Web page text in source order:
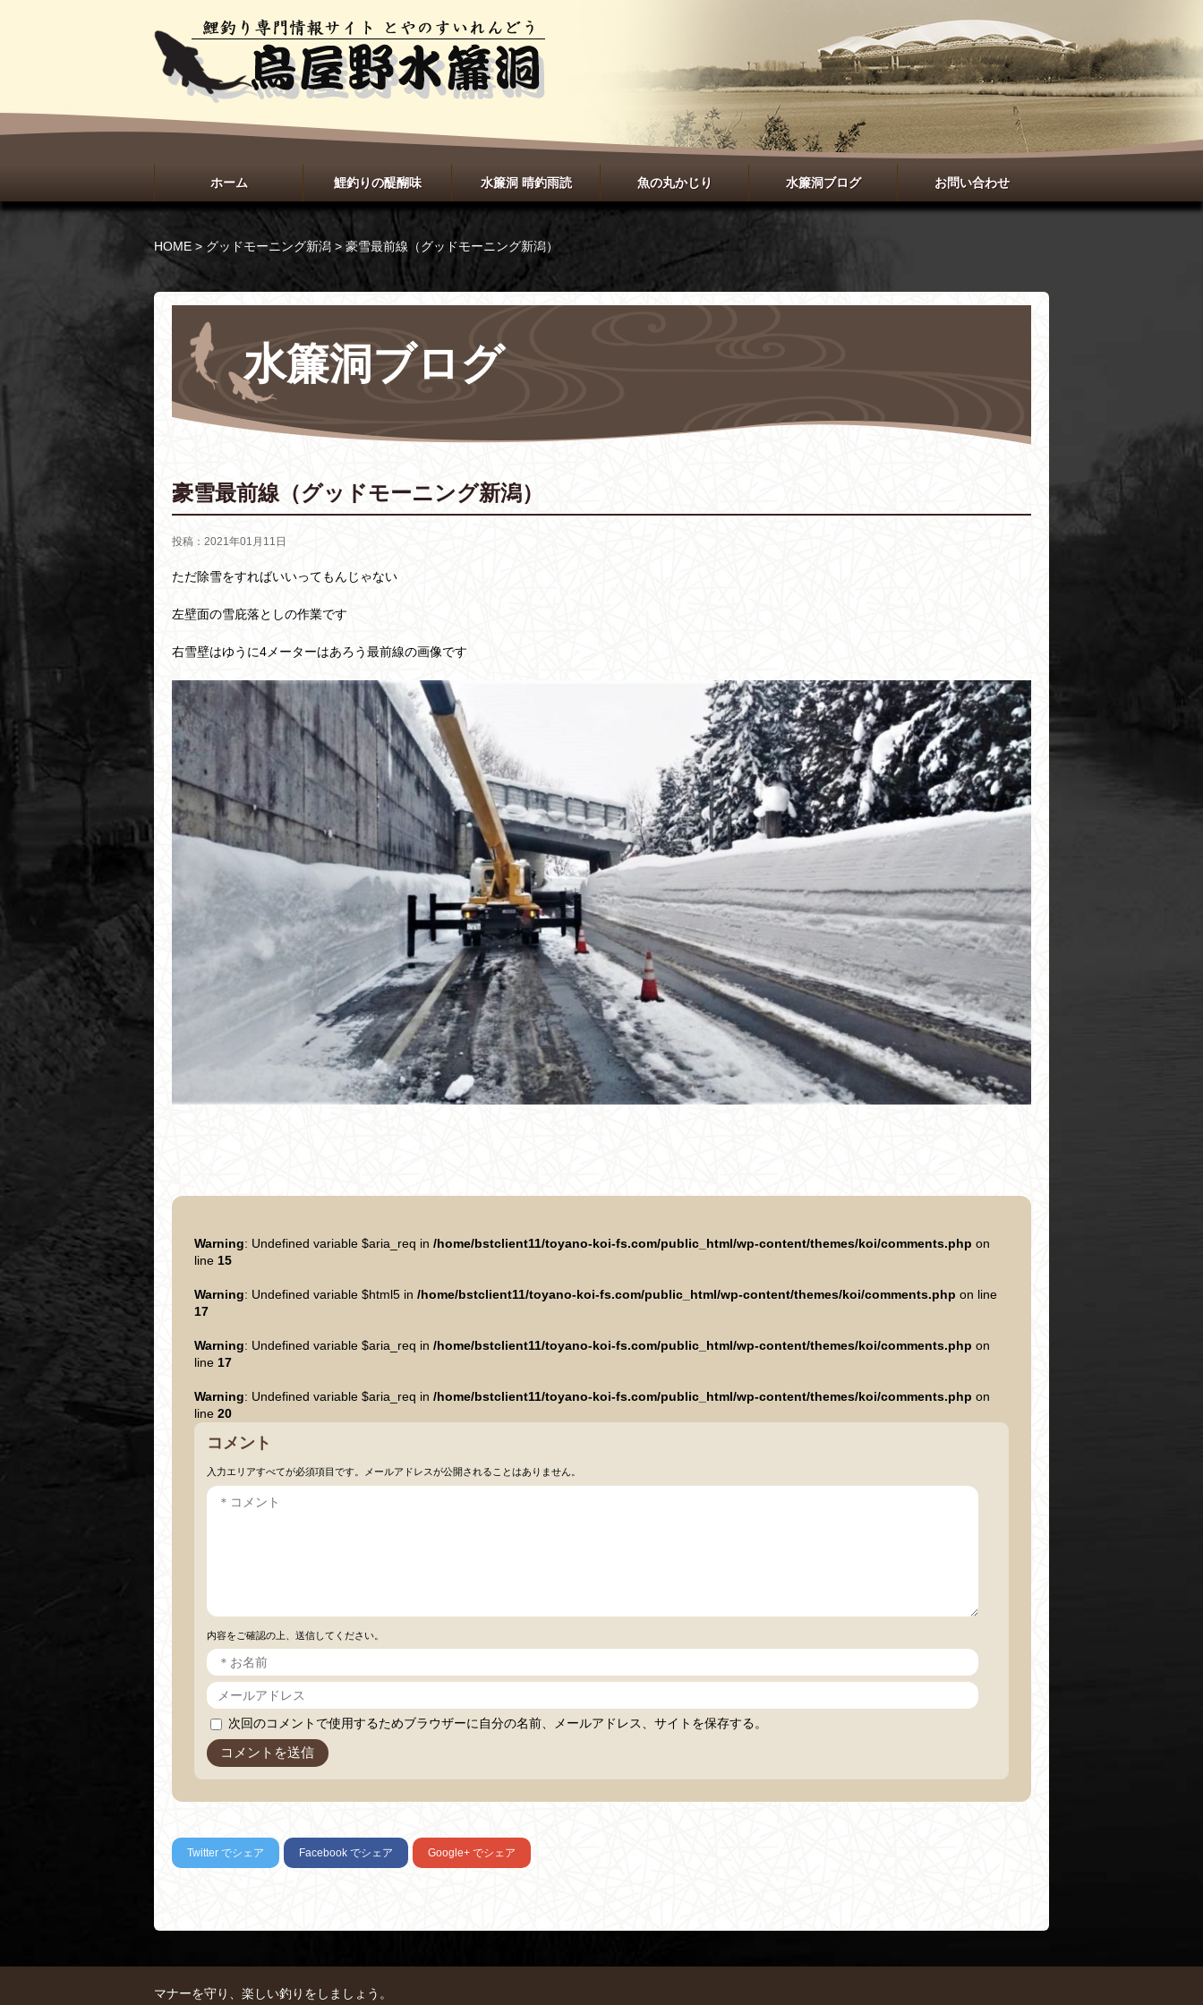
ホーム 鯉釣りの醍醐味 水簾洞 晴釣雨読 魚の丸かじり 水簾洞ブログ お問い合わせ
HOME > グッドモーニング新潟 > 豪雪最前線（グッドモーニング新潟）
水簾洞ブログ
豪雪最前線（グッドモーニング新潟）
投稿：2021年01月11日
ただ除雪をすればいいってもんじゃない
左壁面の雪庇落としの作業です
右雪壁はゆうに4メーターはあろう最前線の画像です
Warning: Undefined variable $aria_req in /home/bstclient11/toyano-koi-fs.com/public_html/wp-content/themes/koi/comments.php on
line 15
Warning: Undefined variable $html5 in /home/bstclient11/toyano-koi-fs.com/public_html/wp-content/themes/koi/comments.php on line
17
Warning: Undefined variable $aria_req in /home/bstclient11/toyano-koi-fs.com/public_html/wp-content/themes/koi/comments.php on
line 17
Warning: Undefined variable $aria_req in /home/bstclient11/toyano-koi-fs.com/public_html/wp-content/themes/koi/comments.php on
line 20
コメント
入力エリアすべてが必須項目です。メールアドレスが公開されることはありません。
内容をご確認の上、送信してください。
次回のコメントで使用するためブラウザーに自分の名前、メールアドレス、サイトを保存する。
Twitter でシェア Facebook でシェア Google+ でシェア
マナーを守り、楽しい釣りをしましょう。